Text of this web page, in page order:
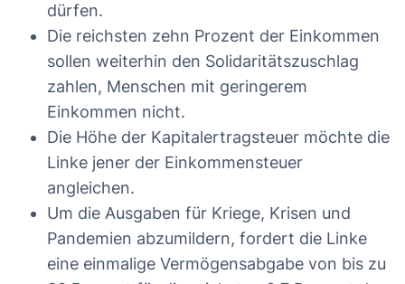
dürfen.
Die reichsten zehn Prozent der Einkommen
sollen weiterhin den Solidaritätszuschlag
zahlen, Menschen mit geringerem
Einkommen nicht.
Die Höhe der Kapitalertragsteuer möchte die
Linke jener der Einkommensteuer
angleichen.
Um die Ausgaben für Kriege, Krisen und
Pandemien abzumildern, fordert die Linke
eine einmalige Vermögensabgabe von bis zu